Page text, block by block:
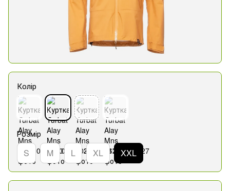
Колір
Розмір
S M L XL XXL